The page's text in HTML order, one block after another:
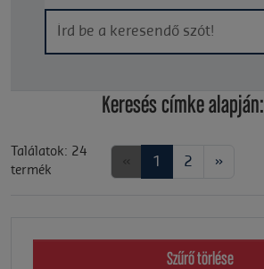
Keresés címke
Találatok: 24
termék
1 2 »
Szűrő törlése